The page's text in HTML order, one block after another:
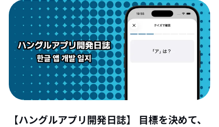
【ハングルアプリ開発日誌】 目標を決めて、